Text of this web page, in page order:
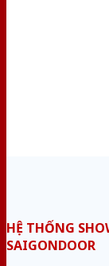
HỆ THỐNG
SAIGONDOOR